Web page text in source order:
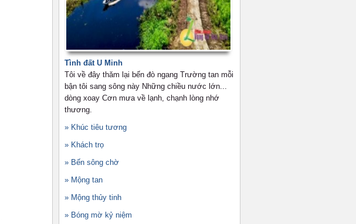
Tình đất U Minh
Tôi về đây thăm lại bến đò ngang Trường tan mỗi
bận tôi sang sông này Những chiều nước lớn...
dòng xoay Cơn mưa về lạnh, chạnh lòng nhớ
thương.
» Khúc tiêu tương
» Khách trọ
» Bến sông chờ
» Mộng tan
» Mộng thủy tinh
» Bóng mờ kỷ niệm